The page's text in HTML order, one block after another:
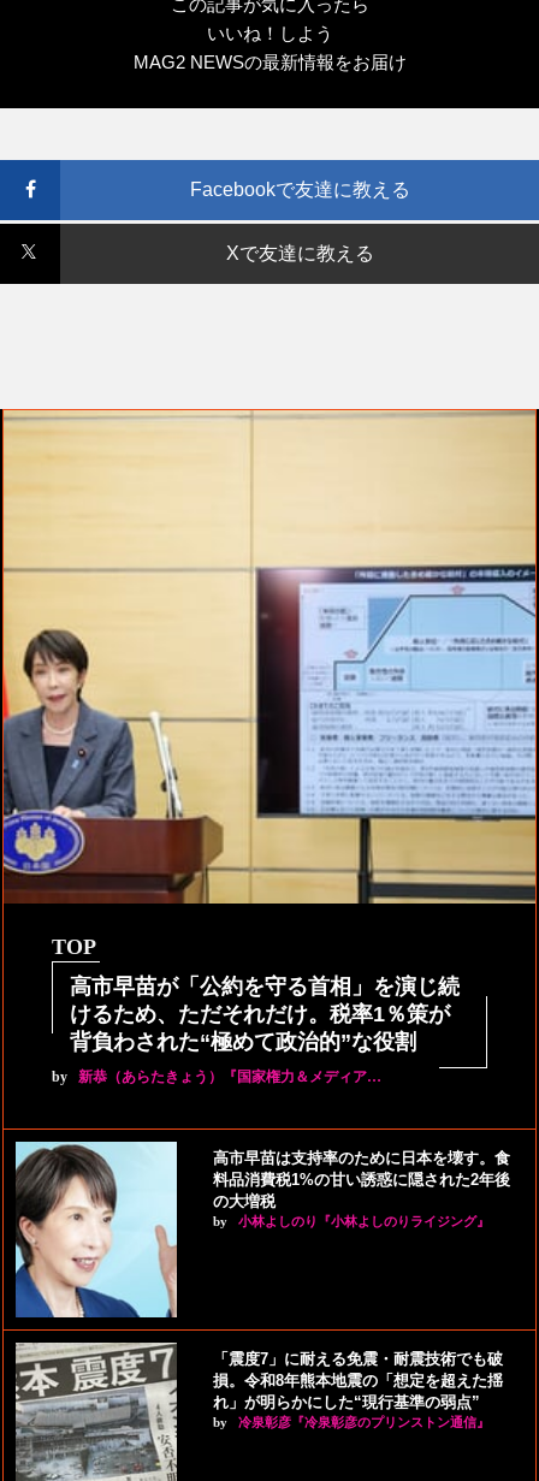
この記事が気に入ったら
いいね！しよう
MAG2 NEWSの最新情報をお届け
Facebookで友達に教える
Xで友達に教える
TOP
高市早苗が「公約を守る首相」を演じ続
けるため、ただそれだけ。税率1％策が
背負わされた“極めて政治的”な役割
by 新恭（あらたきょう）『国家権力＆メディア…
高市早苗は支持率のために日本を壊す。食
料品消費税1%の甘い誘惑に隠された2年後
の大増税
by 小林よしのり『小林よしのりライジング』
「震度7」に耐える免震・耐震技術でも破
損。令和8年熊本地震の「想定を超えた揺
れ」が明らかにした“現行基準の弱点”
by 冷泉彰彦『冷泉彰彦のプリンストン通信』